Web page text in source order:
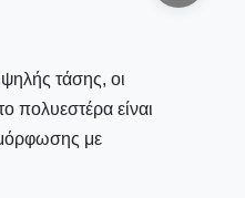
τάσης, οι
πολυεστέρα είναι
με